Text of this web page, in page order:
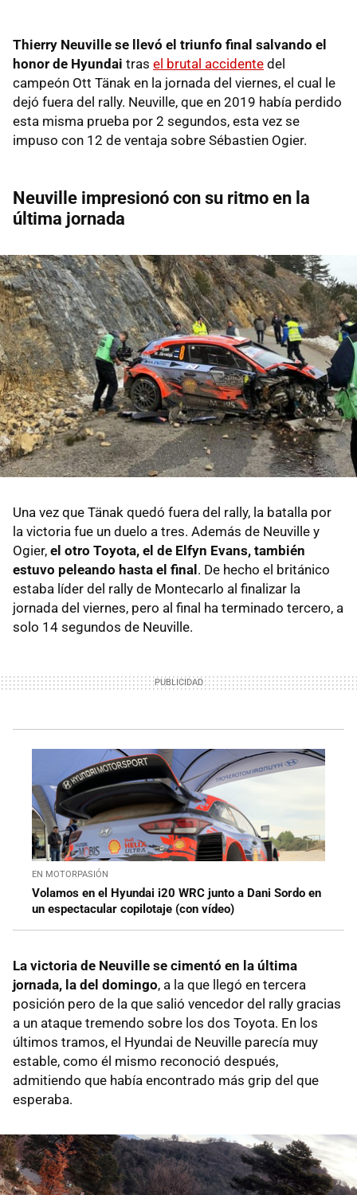
Thierry Neuville se llevó el triunfo final salvando el
honor de Hyundai tras el brutal accidente del
campeón Ott Tänak en la jornada del viernes, el cual le
dejó fuera del rally. Neuville, que en 2019 había perdido
esta misma prueba por 2 segundos, esta vez se
impuso con 12 de ventaja sobre Sébastien Ogier.
Neuville impresionó con su ritmo en la
última jornada
Una vez que Tänak quedó fuera del rally, la batalla por
la victoria fue un duelo a tres. Además de Neuville y
Ogier, el otro Toyota, el de Elfyn Evans, también
estuvo peleando hasta el final . De hecho el británico
estaba líder del rally de Montecarlo al finalizar la
jornada del viernes, pero al final ha terminado tercero, a
solo 14 segundos de Neuville.
EN MOTORPASIÓN
Volamos en el Hyundai i20 WRC junto a Dani Sordo en
un espectacular copilotaje (con vídeo)
La victoria de Neuville se cimentó en la última
jornada, la del domingo, a la que llegó en tercera
posición pero de la que salió vencedor del rally gracias
a un ataque tremendo sobre los dos Toyota. En los
últimos tramos, el Hyundai de Neuville parecía muy
estable, como él mismo reconoció después,
admitiendo que había encontrado más grip del que
esperaba.